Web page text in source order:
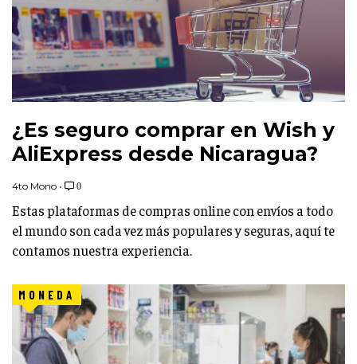
¿Es seguro comprar en Wish y
AliExpress desde Nicaragua?
4to Mono • 0
Estas plataformas de compras online con envíos a todo
el mundo son cada vez más populares y seguras, aquí te
contamos nuestra experiencia.
MONEDA